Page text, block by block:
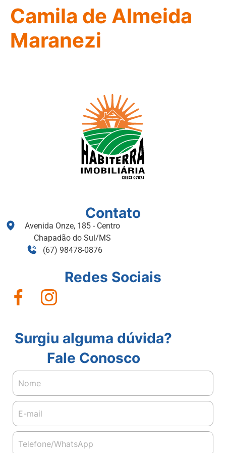
Camila de Almeida
Maranezi
Contato
Avenida Onze, 185 - Centro
Chapadão do Sul/MS
(67) 98478-0876
Redes Sociais
Surgiu alguma dúvida?
Fale Conosco